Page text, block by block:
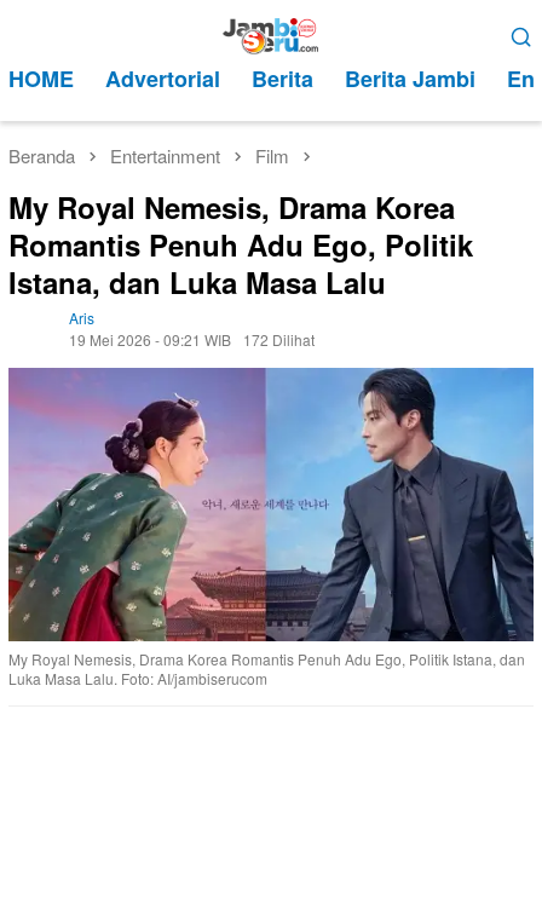
kontenMobile
HOME Advertorial Berita Berita Jambi
Beranda Entertainment Film
My Royal Nemesis, Drama Korea
Romantis Penuh Adu Ego, Politik
Istana, dan Luka Masa Lalu
Aris
19 Mei 2026 - 09:21 WIB
172 Dilihat
My Royal Nemesis, Drama Korea Romantis Penuh Adu Ego, Politik Istana, dan
Luka Masa Lalu. Foto: AI/jambiserucom